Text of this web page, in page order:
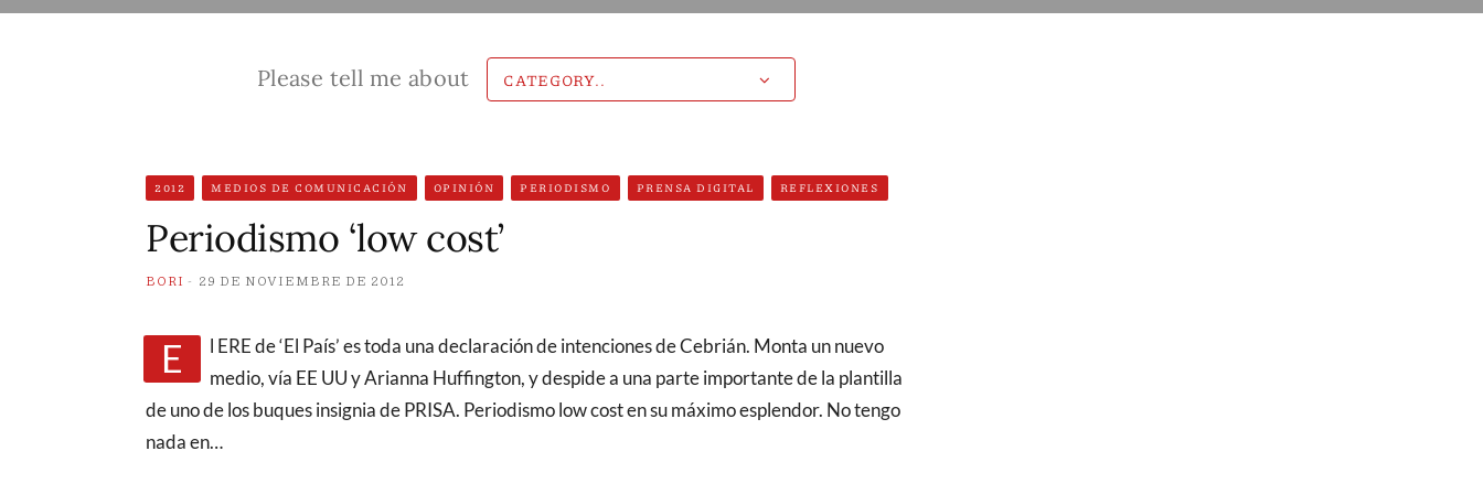
Please tell me about
2012 MEDIOS DE COMUNICACIÓN OPINIÓN PERIODISMO PRENSA DIGITAL REFLEXIONES
Periodismo ‘low cost’
BORI 29 DE NOVIEMBRE DE 2012
El ERE de ‘El País’ es toda una declaración de intenciones de Cebrián. Monta un nuevo
medio, vía EE UU y Arianna Huffington, y despide a una parte importante de la plantilla
de uno de los buques insignia de PRISA. Periodismo low cost en su máximo esplendor. No tengo
nada en…